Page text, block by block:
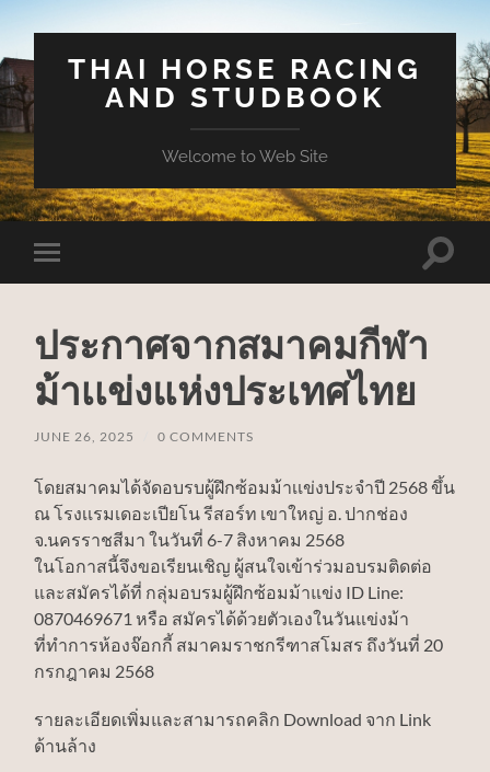
THAI HORSE RACING
AND STUDBOOK
Welcome to Web Site
Toggle
mobile
Toggle
ประกาศจากสมาคมกีฬา
ม้าเเข่งแห่งประเทศไทย
JUNE 26, 2025 0 COMMENTS
โดยสมาคมได้จัดอบรบผู้ฝึกซ้อมม้าเเข่งประจำปี 2568 ขึ้น
ณ โรงเเรมเดอะเปียโน รีสอร์ท เขาใหญ่ อ. ปากช่อง
จ.นครราชสีมา ในวันที่ 6-7 สิงหาคม 2568
ในโอกาสนี้จึงขอเรียนเชิญ ผู้สนใจเข้าร่วมอบรมติดต่อ
และสมัครได้ที่ กลุ่มอบรมผู้ฝึกซ้อมม้าแข่ง ID Line:
0870469671 หรือ สมัครได้ด้วยตัวเองในวันแข่งม้า
ที่ทำการห้องจ๊อกกี้ สมาคมราชกรีฑาสโมสร ถึงวันที่ 20
กรกฎาคม 2568
รายละเอียดเพิ่มและสามารถคลิก Download จาก Link
ด้านล้าง